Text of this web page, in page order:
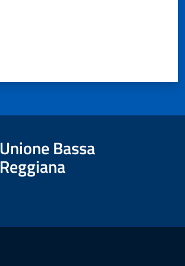
Unione Bassa
Reggiana